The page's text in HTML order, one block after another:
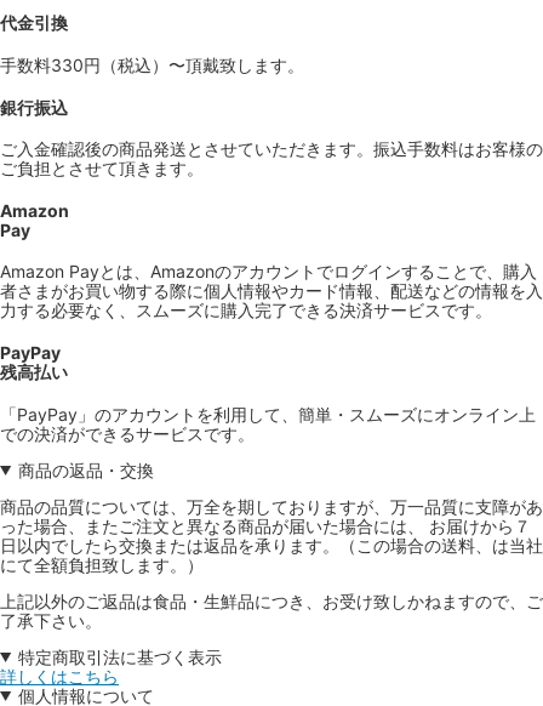
代金引換
手数料330円（税込）〜頂戴致します。
銀行振込
ご入金確認後の商品発送とさせていただきます。振込手数料はお客様の
ご負担とさせて頂きます。
Amazon
Pay
Amazon Payとは、Amazonのアカウントでログインすることで、購入
者さまがお買い物する際に個人情報やカード情報、配送などの情報を入
力する必要なく、スムーズに購入完了できる決済サービスです。
PayPay
残高払い
「PayPay」のアカウントを利用して、簡単・スムーズにオンライン上
での決済ができるサービスです。
商品の返品・交換
商品の品質については、万全を期しておりますが、万一品質に支障があ
った場合、またご注文と異なる商品が届いた場合には、 お届けから７
日以内でしたら交換または返品を承ります。（この場合の送料、は当社
にて全額負担致します。）
上記以外のご返品は食品・生鮮品につき、お受け致しかねますので、ご
了承下さい。
特定商取引法に基づく表示
詳しくはこちら
個人情報について